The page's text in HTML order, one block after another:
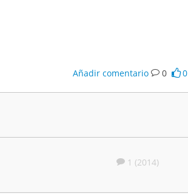
Añadir comentario 0 0
1 (2014)